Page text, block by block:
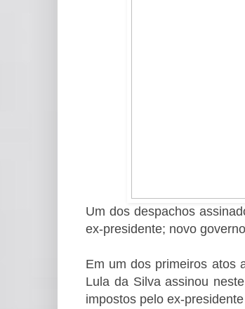
Um dos despachos
ex-presidente; novo
Em um dos primeiros atos
Lula da Silva assinou
impostos pelo ex-